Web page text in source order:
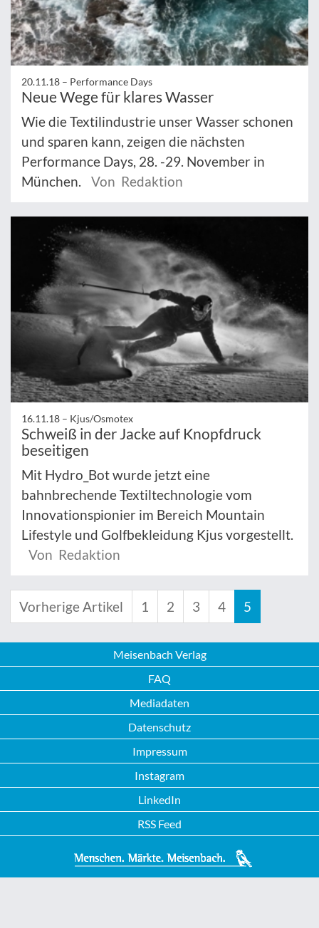
20.11.18 – Performance Days
Neue Wege für klares Wasser
Wie die Textilindustrie unser Wasser schonen
und sparen kann, zeigen die nächsten
Performance Days, 28. -29. November in
München.
Von Redaktion
16.11.18 – Kjus/Osmotex
Schweiß in der Jacke auf Knopfdruck
beseitigen
Mit Hydro_Bot wurde jetzt eine
bahnbrechende Textiltechnologie vom
Innovationspionier im Bereich Mountain
Lifestyle und Golfbekleidung Kjus vorgestellt.
Von Redaktion
Vorherige Artikel 1 2 3 4 5
Meisenbach Verlag
FAQ
Mediadaten
Datenschutz
Impressum
Instagram
LinkedIn
RSS Feed